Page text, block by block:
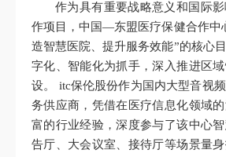
作为具有重要战略意义和国际
作项目，中国—东盟医疗保健合作中
造智慧医院、提升服务效能”的核心
字化、智能化为抓手，深入推进区
设。 itc保伦股份作为国内大型音视
务供应商，凭借在医疗信息化领域
富的行业经验，深度参与了该中心
告厅、大会议室、接待厅等场景量